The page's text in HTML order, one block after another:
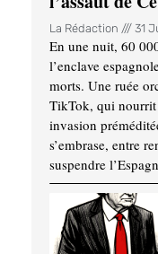
La Rédaction 31
En une nuit, 60
l’enclave
morts. Une ruée
TikTok, qui nourrit
invasion
s’embrase, entre
suspendre